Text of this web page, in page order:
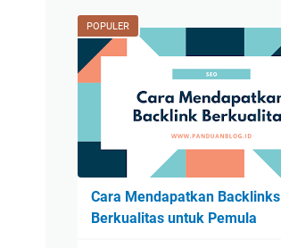
POPULER
Cara Mendapatkan Backlinks
Berkualitas untuk Pemula